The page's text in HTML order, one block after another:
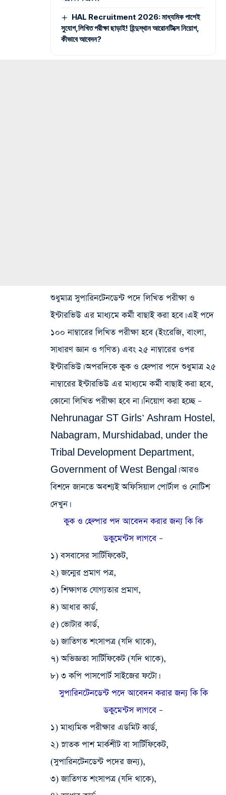
HAL Recruitment 2026: মাধ্যমিক পাশেই
সুযোগ,লিখিত পরীক্ষা ছাড়াই! হিন্দুস্থান আরোনটিক্সে নিয়োগ,
কীভাবে আবেদন?
শুধুমাত্র সুপারিনটেনডেন্ট পদে লিখিত পরীক্ষা ও
ইন্টারভিউ এর মাধ্যমে কর্মী বাছাই করা হবে। এই পদে
১০০ নাম্বারের লিখিত পরীক্ষা হবে (ইংরেজি, বাংলা,
সাধারণ জ্ঞান ও গণিত) এবং ২৫ নাম্বারের ওপর
ইন্টারভিউ। অপরদিকে কুক ও হেল্পার পদে শুধুমাত্র ২৫
নাম্বারের ইন্টারভিউ এর মাধ্যমে কর্মী বাছাই করা হবে,
কোনো লিখিত পরীক্ষা হবে না। নিয়োগ করা হচ্ছে –
Nehrunagar ST Girls’ Ashram Hostel,
Nabagram, Murshidabad, under the
Tribal Development Department,
Government of West Bengal। আরও
বিশদে জানতে অবশ্যই অফিসিয়াল পোর্টাল ও নোটিশ
দেখুন।
কুক ও হেল্পার পদ আবেদন করার জন্য কি কি
ডকুমেন্টস লাগবে –
১) বসবাসের সার্টিফিকেট,
২) জন্মের প্রমাণ পত্র,
৩) শিক্ষাগত যোগ্যতার প্রমাণ,
৪) আধার কার্ড,
৫) ভোটার কার্ড,
৬) জাতিগত শংসাপত্র (যদি থাকে),
৭) অভিজ্ঞতা সার্টিফিকেট (যদি থাকে),
৮) ৩ কপি পাসপোর্ট সাইজের ফটো।
সুপারিনটেনডেন্ট পদে আবেদন করার জন্য কি কি
ডকুমেন্টস লাগবে –
১) মাধ্যমিক পরীক্ষার এডমিট কার্ড,
২) স্নাতক পাশ মার্কশীট বা সার্টিফিকেট,
(সুপারিনটেনডেন্ট পদের জন্য),
৩) জাতিগত শংসাপত্র (যদি থাকে),